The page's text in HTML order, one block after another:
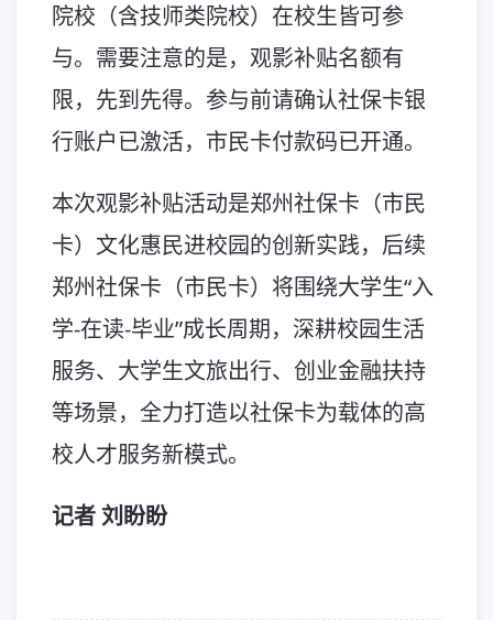
院校（含技师类院校）在校生皆可参
与。需要注意的是，观影补贴名额有
限，先到先得。参与前请确认社保卡银
行账户已激活，市民卡付款码已开通。
本次观影补贴活动是郑州社保卡（市民
卡）文化惠民进校园的创新实践，后续
郑州社保卡（市民卡）将围绕大学生“入
学-在读-毕业”成长周期，深耕校园生活
服务、大学生文旅出行、创业金融扶持
等场景，全力打造以社保卡为载体的高
校人才服务新模式。
记者 刘盼盼